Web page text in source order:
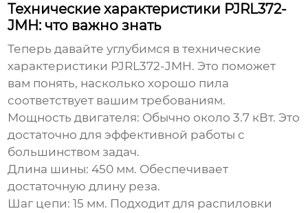
Технические характеристики PJRL372-
JMH: что важно знать
Теперь давайте углубимся в технические
характеристики PJRL372-JMH. Это поможет
вам понять, насколько хорошо пила
соответствует вашим требованиям.
Мощность двигателя: Обычно около 3.7 кВт. Это
достаточно для эффективной работы с
большинством задач.
Длина шины: 450 мм. Обеспечивает
достаточную длину реза.
Шаг цепи: 15 мм. Подходит для распиловки